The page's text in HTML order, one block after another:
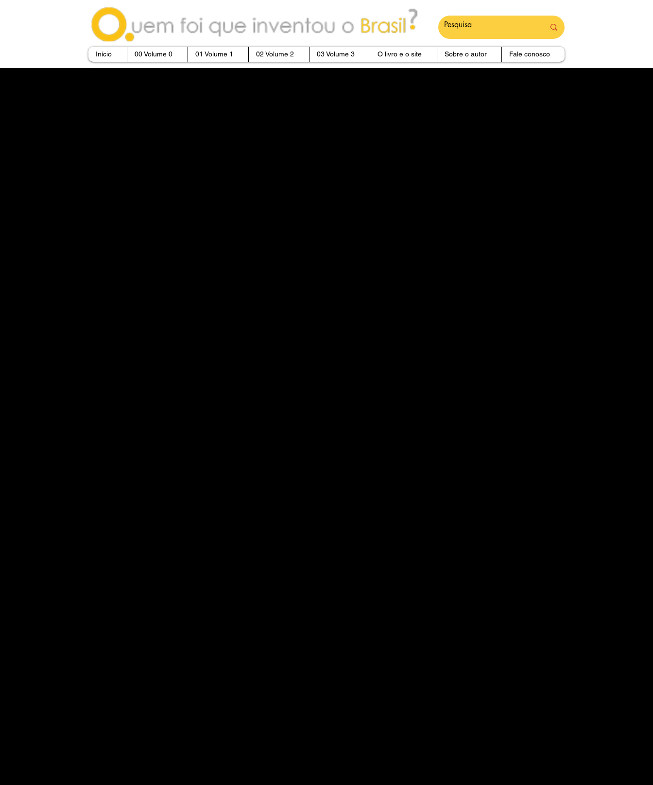
Início 00 Volume 0 01 Volume 1 02 Volume 2 03 Volume 3 O livro e o site Sobre o autor Fale conosco